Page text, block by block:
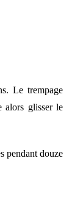
Le trempage
alors glisser le
pendant douze